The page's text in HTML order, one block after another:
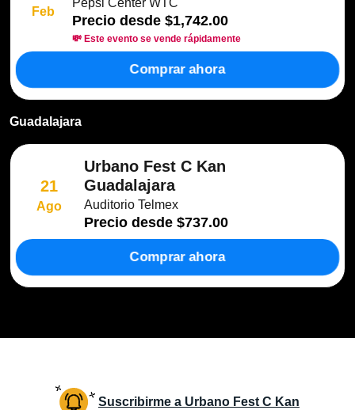
Feb
Pepsi Center WTC
Precio desde $1,742.00
💸 Este evento se vende rápidamente
Comprar ahora
Guadalajara
21
Ago
Urbano Fest C Kan
Guadalajara
Auditorio Telmex
Precio desde $737.00
Comprar ahora
Suscribirme a Urbano Fest C Kan